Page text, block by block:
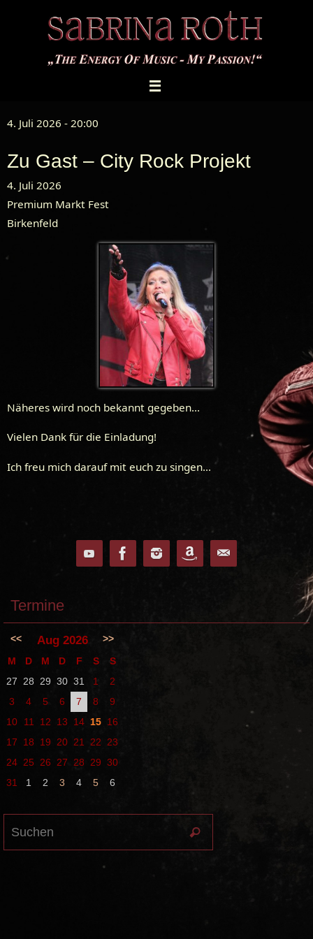
4. Juli 2026 - 20:00
Zu Gast – City Rock Projekt
4. Juli 2026
Premium Markt Fest
Birkenfeld
Näheres wird noch bekannt gegeben…
Vielen Dank für die Einladung!
Ich freu mich darauf mit euch zu singen…
Termine
<< Aug 2026
>>
M
D M D F S
S
27
28 29 30 31 1
2
3
4 5 6 7 8
9
10
11 12 13 14 15 16
17
18 19 20 21 22
23
24 25 26 27 28 29 30
31
1 2 3 4 5 6
Suchen